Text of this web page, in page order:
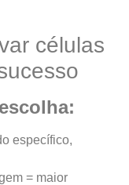
células
específico,
= maior